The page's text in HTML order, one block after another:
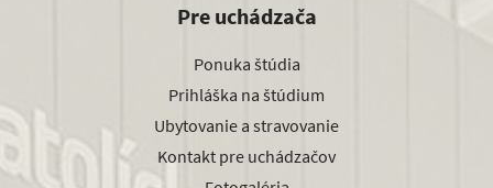
Pre uchádzača
Ponuka štúdia
Prihláška na štúdium
Ubytovanie a stravovanie
Kontakt pre uchádzačov